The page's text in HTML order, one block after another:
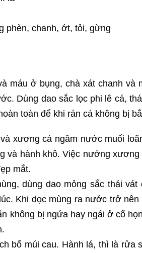
phèn, chanh, ớt, tỏi, gừng
máu ở bụng, chà xát chanh và
Dùng dao sắc lọc phi lê cá,
toàn để khi rán cá không bị
xương cá ngâm nước muối
và hành khô. Việc nướng
mắt.
dùng dao mỏng sắc thái vát
Khi dọc mùng ra nước trở
không bị ngứa hay ngái ở cổ
bổ múi cau. Hành lá, thì là rửa